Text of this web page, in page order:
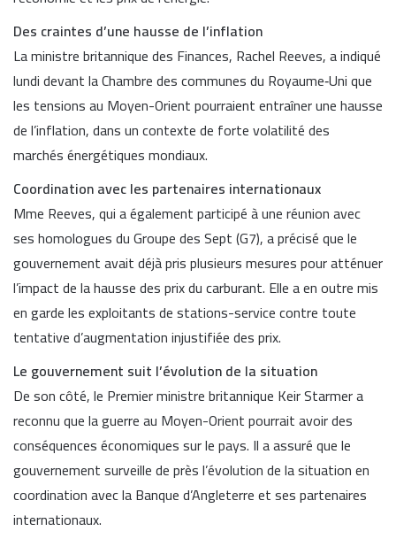
Des craintes d’une hausse de l’inflation
La ministre britannique des Finances, Rachel Reeves, a indiqué
lundi devant laChambre des communes du Royaume‑Unique
les tensions au Moyen-Orient pourraient entraîner une hausse
de l’inflation, dans un contexte de forte volatilité des
marchés énergétiques mondiaux.
Coordination avec les partenaires internationaux
Mme Reeves, qui a également participé à une réunion avec
ses homologues duGroupe des Sept(G7), a précisé que le
gouvernement avait déjà pris plusieurs mesures pour atténuer
l’impact de la hausse des prix du carburant. Elle a en outre mis
en garde les exploitants de stations-service contre toute
tentative d’augmentation injustifiée des prix.
Le gouvernement suit l’évolution de la situation
De son côté, le Premier ministre britannique Keir Starmera
reconnu que la guerre au Moyen-Orient pourrait avoir des
conséquences économiques sur le pays. Il a assuré que le
gouvernement surveille de près l’évolution de la situation en
coordination avec laBanque d’Angleterreet ses partenaires
internationaux.